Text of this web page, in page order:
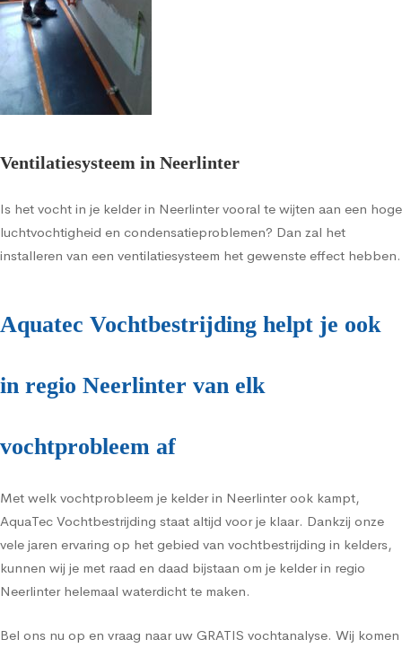
Ventilatiesysteem in Neerlinter
Is het vocht in je kelder in Neerlinter vooral te wijten aan een hoge
luchtvochtigheid en condensatieproblemen? Dan zal het
installeren van een ventilatiesysteem het gewenste effect hebben.
Aquatec Vochtbestrijding helpt je ook
in regio Neerlinter van elk
vochtprobleem af
Met welk vochtprobleem je kelder in Neerlinter ook kampt,
AquaTec Vochtbestrijding staat altijd voor je klaar. Dankzij onze
vele jaren ervaring op het gebied van vochtbestrijding in kelders,
kunnen wij je met raad en daad bijstaan om je kelder in regio
Neerlinter helemaal waterdicht te maken.
Bel ons nu op en vraag naar uw GRATIS vochtanalyse. Wij komen